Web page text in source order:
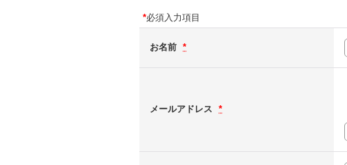
*必須入力項目
お名前 *
メールアドレス *